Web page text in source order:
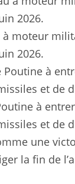
moteur
2026.
à
et de
une
la fin de